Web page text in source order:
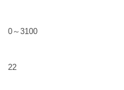
0～3100
22